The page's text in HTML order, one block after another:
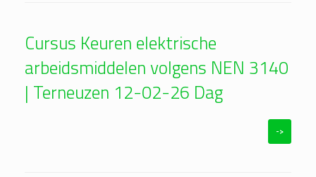
Cursus Keuren elektrische
arbeidsmiddelen volgens NEN 3140
| Terneuzen 12-02-26 Dag
->